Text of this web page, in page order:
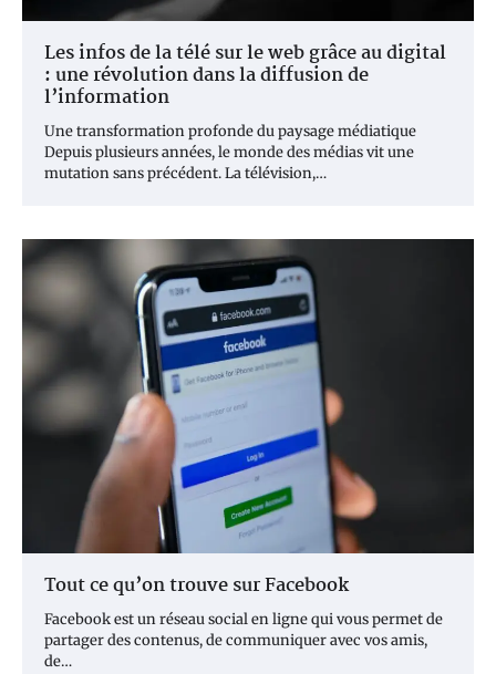
Les infos de la télé sur le web grâce au digital
: une révolution dans la diffusion de
l’information
Une transformation profonde du paysage médiatique
Depuis plusieurs années, le monde des médias vit une
mutation sans précédent. La télévision,…
Tout ce qu’on trouve sur Facebook
Facebook est un réseau social en ligne qui vous permet de
partager des contenus, de communiquer avec vos amis,
de…